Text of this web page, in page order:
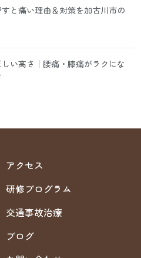
と痛い理由＆対策を加古川市の
い高さ｜腰痛・膝痛がラクにな
アクセス
研修プログラム
交通事故治療
ブログ